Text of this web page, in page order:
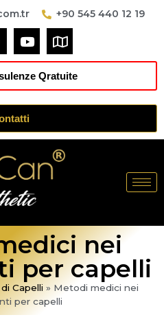
+90 545 440 12 19
Qratuite
nei
per capelli
Capelli » Metodi medici nei
per capelli